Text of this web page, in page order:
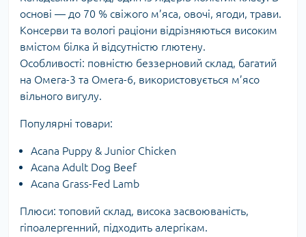
основі — до 70 % свіжого м’яса, овочі, ягоди, трави.
Консерви та вологі раціони відрізняються високим
вмістом білка й відсутністю глютену.
Особливості: повністю беззерновий склад, багатий
на Омега-3 та Омега-6, використовується м’ясо
вільного вигулу.
Популярні товари:
Acana Puppy & Junior Chicken
Acana Adult Dog Beef
Acana Grass-Fed Lamb
Плюси: топовий склад, висока засвоюваність,
гіпоалергенний, підходить алергікам.